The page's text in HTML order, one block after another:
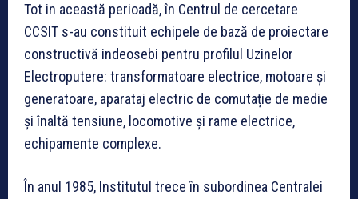
Tot in această perioadă, în Centrul de cercetare
CCSIT s-au constituit echipele de bază de proiectare
constructivă indeosebi pentru profilul Uzinelor
Electroputere: transformatoare electrice, motoare și
generatoare, aparataj electric de comutație de medie
și înaltă tensiune, locomotive și rame electrice,
echipamente complexe.
În anul 1985, Institutul trece în subordinea Centralei